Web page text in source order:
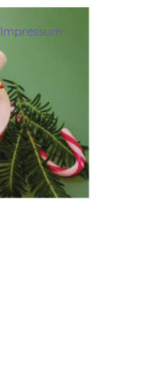
Impressum